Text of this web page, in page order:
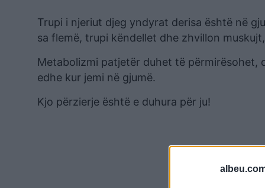
Trupi i njeriut djeg yndyrat derisa është në
sa flemë, trupi këndellet dhe zhvillon
Metabolizmi patjetër duhet të
edhe kur jemi në gjumë.
Kjo përzierje është e duhura për ju!